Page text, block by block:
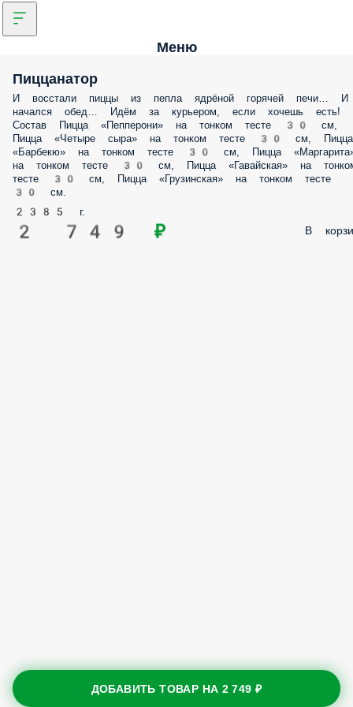
Меню
Пиццанатор
И восстали пиццы из пепла ядрёной горячей печи… И
начался обед… Идём за курьером, если хочешь есть!
Состав Пицца «Пепперони» на тонком тесте 30 см,
Пицца «Четыре сыра» на тонком тесте 30 см, Пицца
«Барбекю» на тонком тесте 30 см, Пицца
на тонком тесте 30 см, Пицца «Гавайская» на
тесте 30 см, Пицца «Грузинскaя» на тонком тесте
30 см.
2385 г.
2 749 ₽ В
ДОБАВИТЬ ТОВАР НА 2 749 ₽